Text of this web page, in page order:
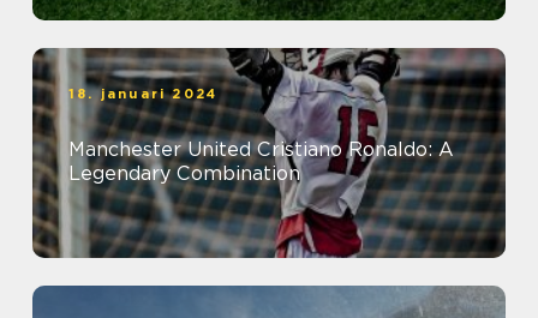
18. januari 2024
Manchester United Cristiano Ronaldo: A
Legendary Combination